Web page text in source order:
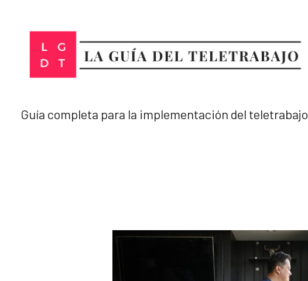
contenido
Guía completa para la implementación del teletrabajo